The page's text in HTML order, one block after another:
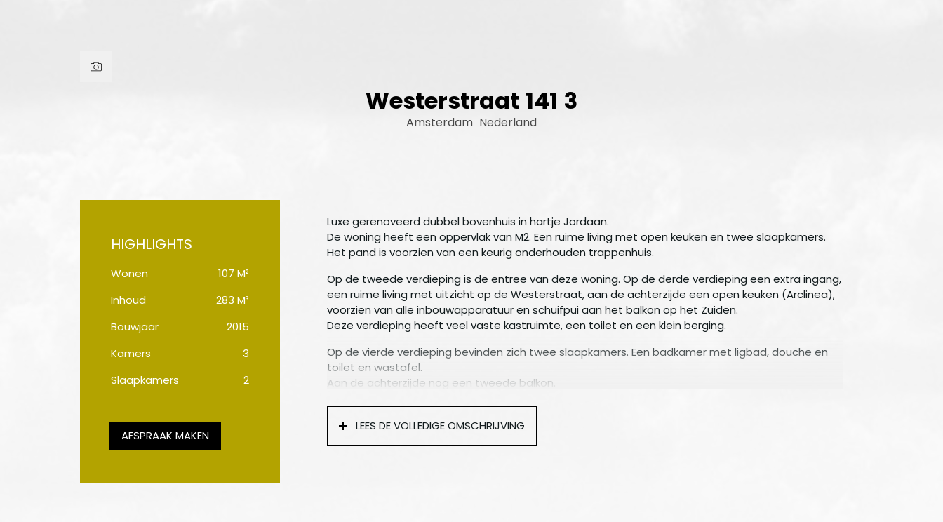
Westerstraat 141 3
Amsterdam Nederland
Wonen
107 M²
Inhoud
283 M³
Bouwjaar
2015
Kamers
3
Slaapkamers
2
AFSPRAAK MAKEN
Luxe gerenoveerd dubbel bovenhuis in hartje Jordaan.
De woning heeft een oppervlak van M2. Een ruime living met open keuken en twee slaapkamers.
Het pand is voorzien van een keurig onderhouden trappenhuis.
Op de tweede verdieping is de entree van deze woning. Op de derde verdieping een extra ingang,
een ruime living met uitzicht op de Westerstraat, aan de achterzijde een open keuken (Arclinea),
voorzien van alle inbouwapparatuur en schuifpui aan het balkon op het Zuiden.
Deze verdieping heeft veel vaste kastruimte, een toilet en een klein berging.
Op de vierde verdieping bevinden zich twee slaapkamers. Een badkamer met ligbad, douche en
toilet en wastafel.
Aan de achterzijde nog een tweede balkon.
De huur is EURO 3.250,– per maand inclusief internet en exclusief Gas Water en Electra.
Waarborgsom EURO 6.500,–
LEES DE VOLLEDIGE OMSCHRIJVING